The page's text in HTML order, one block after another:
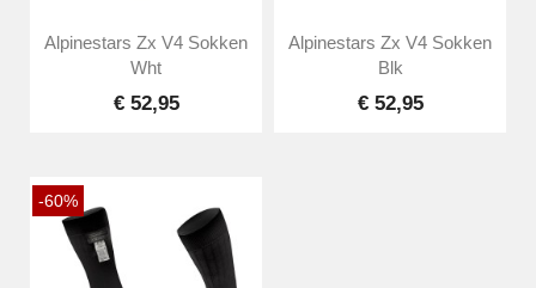
Alpinestars Zx V4 Sokken
Wht
€ 52,95
Alpinestars Zx V4 Sokken
Blk
€ 52,95
-60%